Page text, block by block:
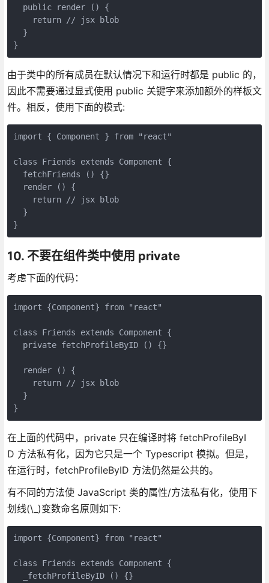
  public render () {
    return // jsx blob
  }
}
由于类中的所有成员在默认情况下和运行时都是 public 的，
因此不需要通过显式使用 public 关键字来添加额外的样板文
件。相反，使用下面的模式:
import { Component } from "react"
class Friends extends Component {
  fetchFriends () {}
  render () {
    return // jsx blob
  }
}
10. 不要在组件类中使用 private
考虑下面的代码：
import {Component} from "react"
class Friends extends Component {
  private fetchProfileByID () {}
  render () {
    return // jsx blob
  }
}
在上面的代码中，private 只在编译时将 fetchProfileByI
D 方法私有化，因为它只是一个 Typescript 模拟。但是，
在运行时，fetchProfileByID 方法仍然是公共的。
有不同的方法使 JavaScript 类的属性/方法私有化，使用下
划线(\_)变数命名原则如下:
import {Component} from "react"
class Friends extends Component {
  _fetchProfileByID () {}